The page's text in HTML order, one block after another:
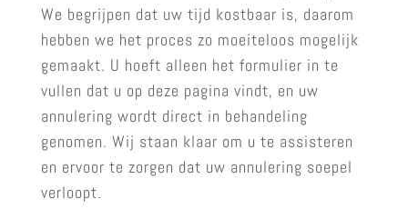
We begrijpen dat uw tijd kostbaar is, daarom
hebben we het proces zo moeiteloos mogelijk
gemaakt. U hoeft alleen het formulier in te
vullen dat u op deze pagina vindt, en uw
annulering wordt direct in behandeling
genomen. Wij staan klaar om u te assisteren
en ervoor te zorgen dat uw annulering soepel
verloopt.